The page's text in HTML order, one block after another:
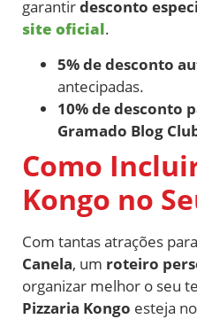
garantirdesconto
site oficial.
5% de desconto
antecipadas.
10% de desconto
Gramado Blog
Como
Kongo no
Com tantas atrações
Canela, um roteiro
organizar melhor o seu
Pizzaria Kongo esteja